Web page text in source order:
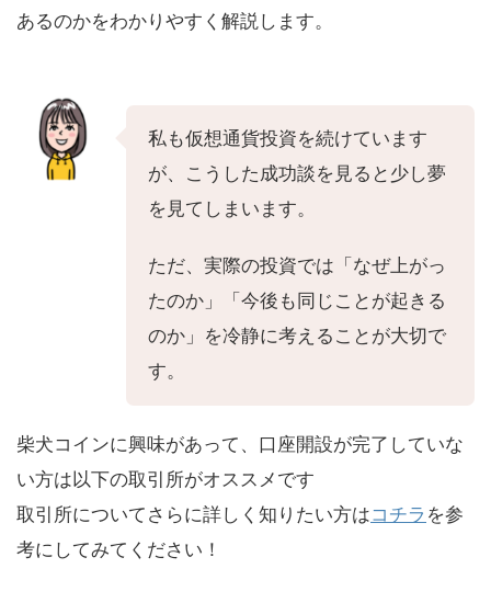
あるのかをわかりやすく解説します。
私も仮想通貨投資を続けています
が、こうした成功談を見ると少し夢
を見てしまいます。
ただ、実際の投資では「なぜ上がっ
たのか」「今後も同じことが起きる
のか」を冷静に考えることが大切で
す。
柴犬コインに興味があって、口座開設が完了していな
い方は以下の取引所がオススメです
取引所についてさらに詳しく知りたい方はコチラ を参
考にしてみてください！